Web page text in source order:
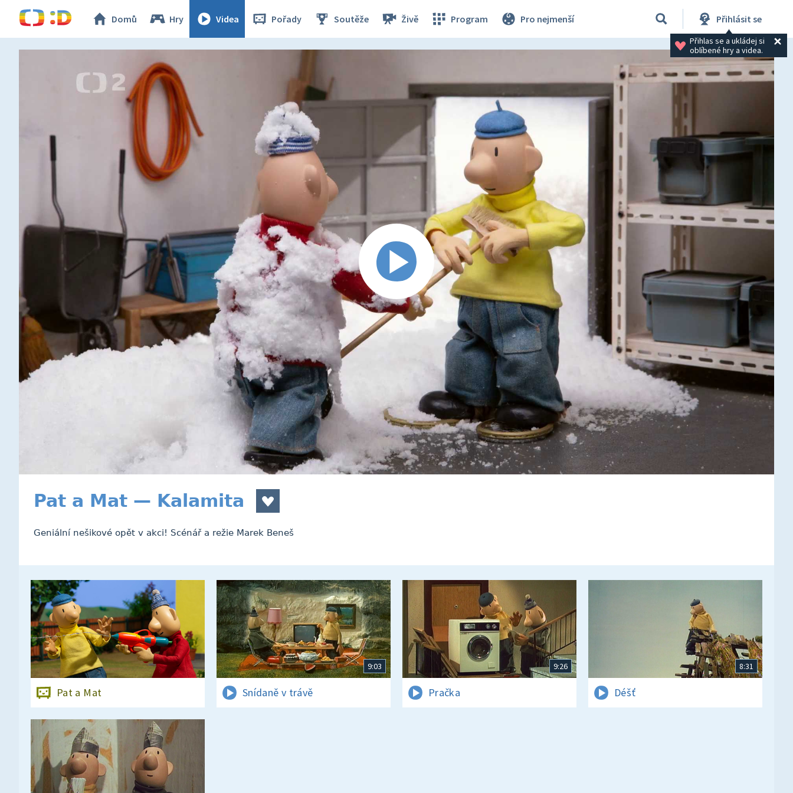
Domů Hry Videa Pořady Soutěže Živě Program Pro nejmenší Přihlásit se
Přihlas se a ukládej si
oblíbené hry a videa.
Pat a Mat — Kalamita
Geniální nešikové opět v akci! Scénář a režie Marek Beneš
Pat a Mat
9:03
Snídaně v trávě
9:26
Pračka
8:31
Déšť